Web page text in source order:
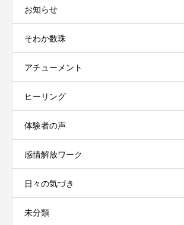
お知らせ
そわか数珠
アチューメント
ヒーリング
体験者の声
感情解放ワーク
日々の気づき
未分類